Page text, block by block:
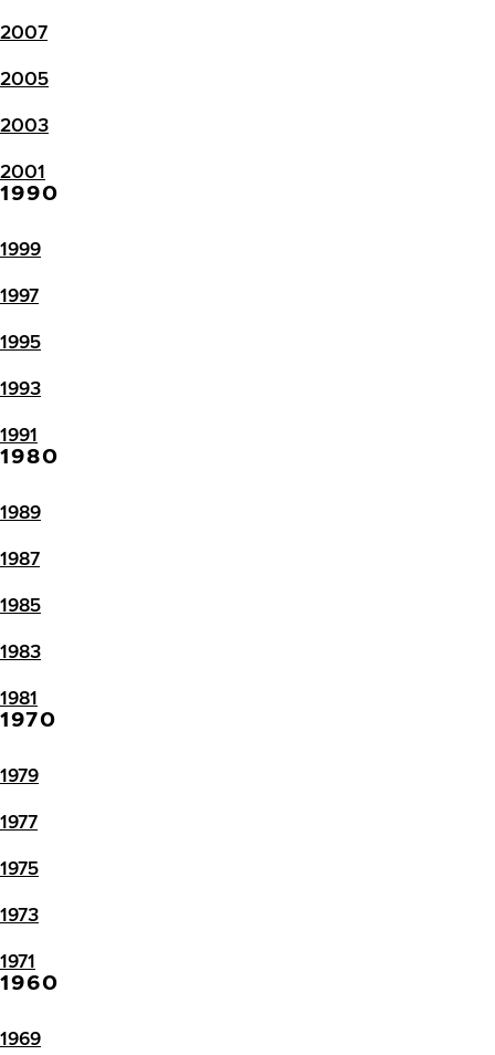
2007
2005
2003
2001
1990
1999
1997
1995
1993
1991
1980
1989
1987
1985
1983
1981
1970
1979
1977
1975
1973
1971
1960
1969